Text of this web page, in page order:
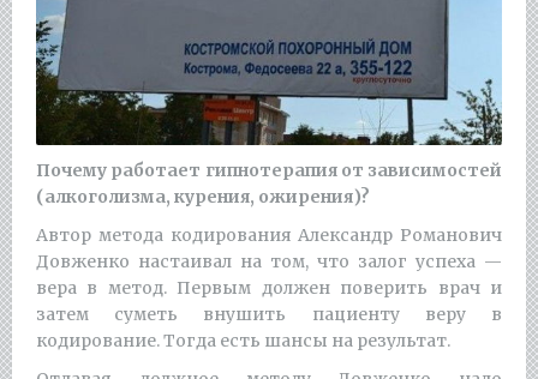
Почему работает гипнотерапия от зависимостей
(алкоголизма, курения, ожирения)?
Автор метода кодирования Александр Романович
Довженко настаивал на том, что залог успеха —
вера в метод. Первым должен поверить врач и
затем суметь внушить пациенту веру в
кодирование. Тогда есть шансы на результат.